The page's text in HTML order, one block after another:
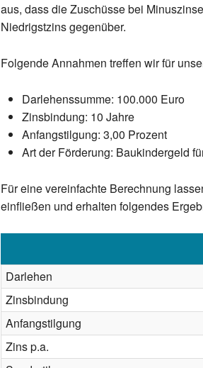
aus, dass die Zuschüsse bei
Niedrigstzins gegenüber.
Folgende Annahmen treffen wir für
Darlehenssumme: 100.000 Euro
Zinsbindung: 10 Jahre
Anfangstilgung: 3,00 Prozent
Art der Förderung: Baukindergeld
Für eine vereinfachte Berechnung
einfließen und erhalten folgendes
Darlehen
Zinsbindung
Anfangstilgung
Zins p.a.